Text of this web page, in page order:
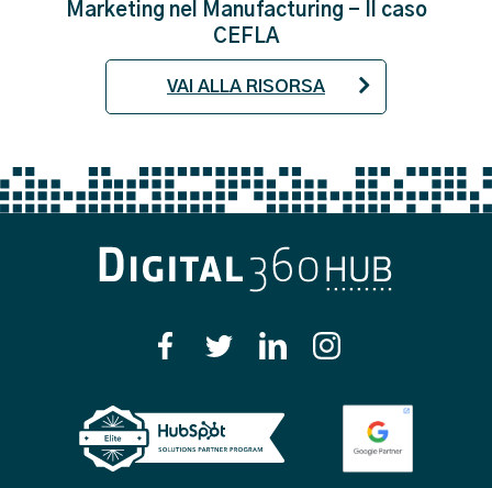
Marketing nel Manufacturing - Il caso
CEFLA
VAI ALLA RISORSA